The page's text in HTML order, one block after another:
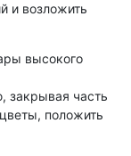
и возложить
высокого
закрывая часть
положить